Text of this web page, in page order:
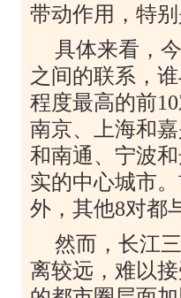
带动作用，特
具体来看，
之间的联系，
程度最高的前10
南京、上海和
和南通、宁波
实的中心城市
外，其他8对都
然而，长江
离较远，难以